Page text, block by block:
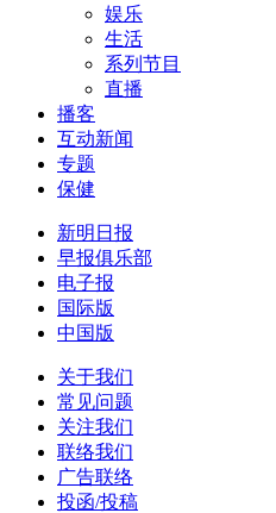
娱乐
生活
系列节目
直播
播客
互动新闻
专题
保健
新明日报
早报俱乐部
电子报
国际版
中国版
关于我们
常见问题
关注我们
联络我们
广告联络
投函/投稿